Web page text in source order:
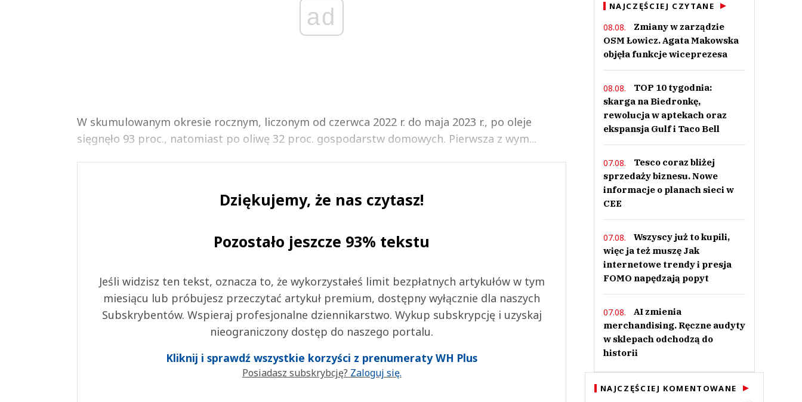
ad
W skumulowanym okresie rocznym, liczonym od czerwca 2022 r. do maja 2023 r., po oleje
sięgnęło 93 proc., natomiast po oliwę 32 proc. gospodarstw domowych. Pierwsza z wym...
Dziękujemy, że nas czytasz!
Pozostało jeszcze 93% tekstu
Jeśli widzisz ten tekst, oznacza to, że wykorzystałeś limit bezpłatnych artykułów w tym
miesiącu lub próbujesz przeczytać artykuł premium, dostępny wyłącznie dla naszych
Subskrybentów. Wspieraj profesjonalne dziennikarstwo. Wykup subskrypcję i uzyskaj
nieograniczony dostęp do naszego portalu.
Kliknij i sprawdź wszystkie korzyści z prenumeraty WH Plus
Posiadasz subskrybcję? Zaloguj się.
NAJCZĘŚCIEJ CZYTANE
08.08.
Zmiany w zarządzie
OSM Łowicz. Agata Makowska
objęła funkcje wiceprezesa
08.08.
TOP 10 tygodnia:
skarga na Biedronkę,
rewolucja w aptekach oraz
ekspansja Gulf i Taco Bell
07.08.
Tesco coraz bliżej
sprzedaży biznesu. Nowe
informacje o planach sieci w
CEE
07.08.
Wszyscy już to kupili,
więc ja też muszę Jak
internetowe trendy i presja
FOMO napędzają popyt
07.08.
AI zmienia
merchandising. Ręczne audyty
w sklepach odchodzą do
historii
NAJCZĘŚCIEJ KOMENTOWANE